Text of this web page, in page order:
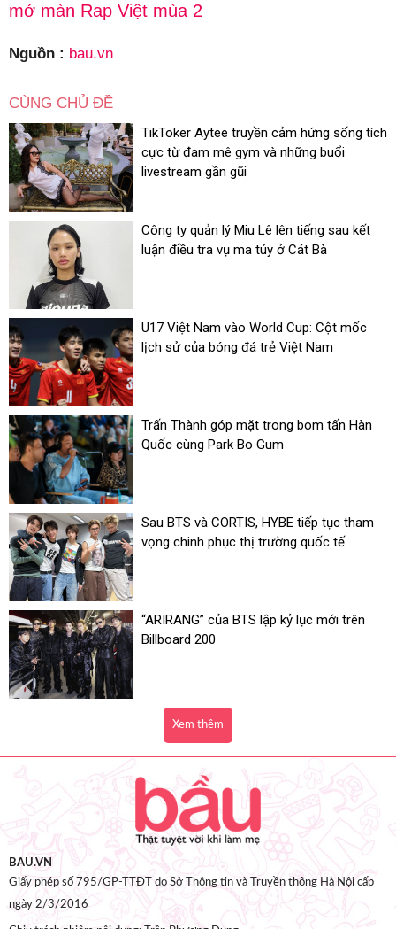
mở màn Rap Việt mùa 2
Nguồn : bau.vn
CÙNG CHỦ ĐỀ
TikToker Aytee truyền cảm hứng sống tích
cực từ đam mê gym và những buổi
livestream gần gũi
Công ty quản lý Miu Lê lên tiếng sau kết
luận điều tra vụ ma túy ở Cát Bà
U17 Việt Nam vào World Cup: Cột mốc
lịch sử của bóng đá trẻ Việt Nam
Trấn Thành góp mặt trong bom tấn Hàn
Quốc cùng Park Bo Gum
Sau BTS và CORTIS, HYBE tiếp tục tham
vọng chinh phục thị trường quốc tế
“ARIRANG” của BTS lập kỷ lục mới trên
Billboard 200
Xem thêm
BAU.VN
Giấy phép số 795/GP-TTĐT do Sở Thông tin và Truyền thông Hà Nội cấp
ngày 2/3/2016